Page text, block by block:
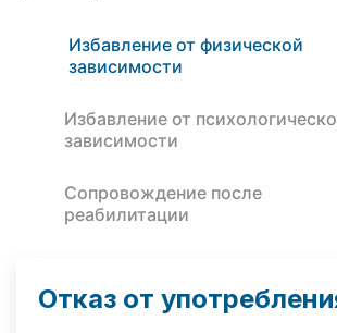
Избавление от физической
зависимости
Избавление от
зависимости
Сопровождение после
реабилитации
Отказ от